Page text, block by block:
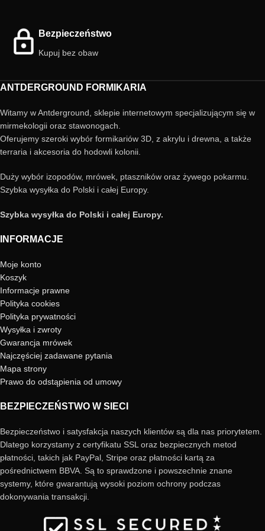
Bezpieczeństwo
Kupuj bez obaw
ANTDERGROUND FORMIKARIA
Witamy w Antderground, sklepie internetowym specjalizującym się w
mirmekologii oraz stawonogach.
Oferujemy szeroki wybór formikariów 3D, z akrylu i drewna, a także
terraria i akcesoria do hodowli kolonii.
Duży wybór izopodów, mrówek, ptaszników oraz żywego pokarmu.
Szybka wysyłka do Polski i całej Europy.
Szybka wysyłka do Polski i całej Europy.
INFORMACJE
Moje konto
Koszyk
Informacje prawne
Polityka cookies
Polityka prywatności
Wysyłka i zwroty
Gwarancja mrówek
Najczęściej zadawane pytania
Mapa strony
Prawo do odstąpienia od umowy
BEZPIECZEŃSTWO W SIECI
Bezpieczeństwo i satysfakcja naszych klientów są dla nas priorytetem.
Dlatego korzystamy z certyfikatu SSL oraz bezpiecznych metod
płatności, takich jak PayPal, Stripe oraz płatności kartą za
pośrednictwem BBVA. Są to sprawdzone i powszechnie znane
systemy, które gwarantują wysoki poziom ochrony podczas
dokonywania transakcji.